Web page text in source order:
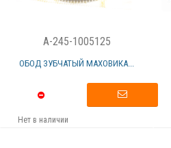
A-245-1005125
ОБОД ЗУБЧАТЫЙ МАХОВИКА...
Нет в наличии